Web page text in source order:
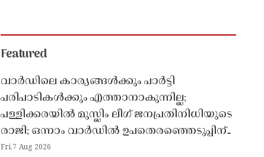
Featured
വാർഡിലെ കാര്യങ്ങൾക്കും പാർട്ടി
പരിപാടികൾക്കും എത്താനാകുന്നില്ല;
പള്ളിക്കരയിൽ മുസ്ലിം ലീഗ് ജനപ്രതിനിധിയുടെ
രാജി; ഒന്നാം വാർഡിൽ ഉപതെരഞ്ഞെടുപ്പിന്
കളമൊരുങ്ങുന്നു
Fri,7 Aug 2026